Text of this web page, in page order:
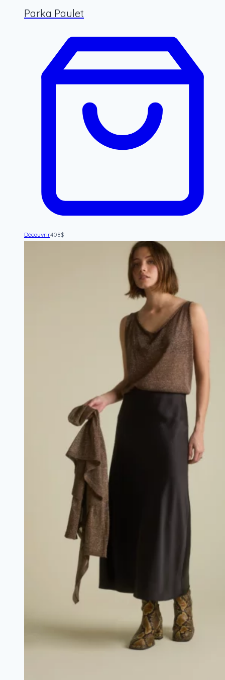
Parka Paulet
Découvrir408$